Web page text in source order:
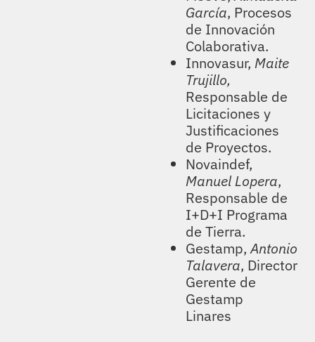
García, Procesos
de Innovación
Colaborativa.
Innovasur, Maite
Trujillo,
Responsable de
Licitaciones y
Justificaciones
de Proyectos.
Novaindef,
Manuel Lopera,
Responsable de
I+D+I Programa
de Tierra.
Gestamp,Antonio
Talavera, Director
Gerente de
Gestamp
Linares